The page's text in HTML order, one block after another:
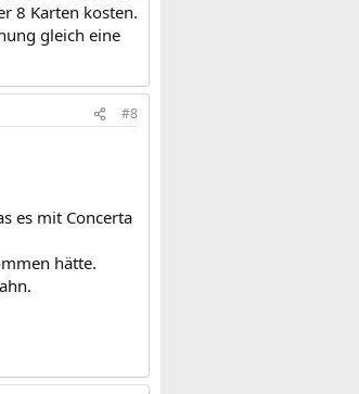
8 Karten kosten.
gleich eine
#8
es mit Concerta
hätte.